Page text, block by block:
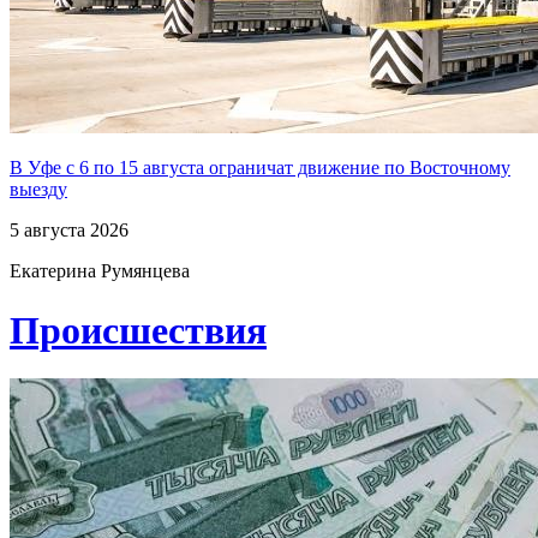
В Уфе с 6 по 15 августа ограничат движение по Восточному
выезду
5 августа 2026
Екатерина Румянцева
Проиcшествия